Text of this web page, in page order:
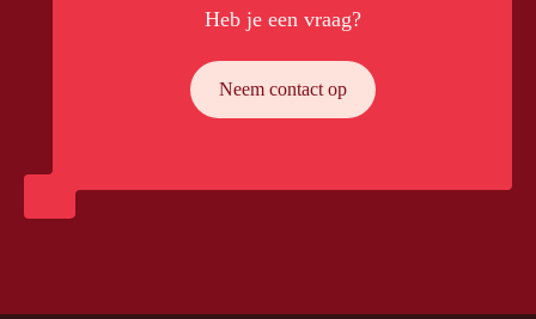
Heb je een vraag?
Neem contact op